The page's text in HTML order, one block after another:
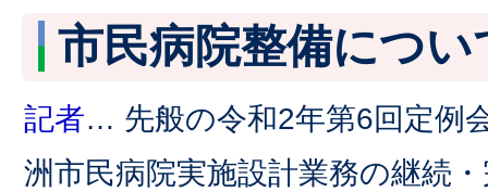
市民病院整備につい
記者… 先般の令和2年第6回定例
洲市民病院実施設計業務の継続